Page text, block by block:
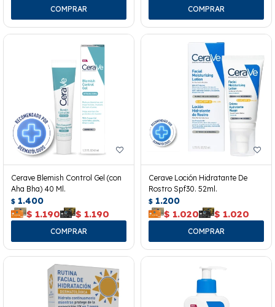
Cerave Blemish Control Gel (con
Aha Bha) 40 Ml.
$ 1.400
$ 1.190 $ 1.190
Cerave Loción Hidratante De
Rostro Spf30. 52ml.
$ 1.200
$ 1.020 $ 1.020